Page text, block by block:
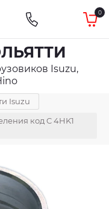
0
Isuzu,
Isuzu
код C 4HK1